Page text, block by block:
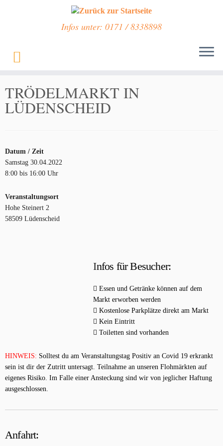
Infos unter: 0171 / 8338898
TRÖDELMARKT IN
LÜDENSCHEID
Datum / Zeit
Samstag 30.04.2022
8:00 bis 16:00 Uhr
Veranstaltungsort
Hohe Steinert 2
58509 Lüdenscheid
Infos für Besucher:
Essen und Getränke können auf dem
Markt erworben werden
Kostenlose Parkplätze direkt am Markt
Kein Eintritt
Toiletten sind vorhanden
HINWEIS: Solltest du am Veranstaltungstag Positiv an Covid 19 erkrankt
sein ist dir der Zutritt untersagt. Teilnahme an unseren Flohmärkten auf
eigenes Risiko. Im Falle einer Ansteckung sind wir von jeglicher Haftung
ausgeschlossen.
Anfahrt: